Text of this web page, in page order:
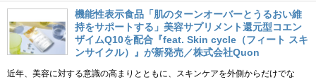
機能性表示食品「肌のターンオーバーとうるおい維
持をサポートする」美容サプリメント還元型コエン
ザイムQ10を配合『feat. Skin cycle（フィート スキ
ンサイクル）』が新発売／株式会社Quon
近年、美容に対する意識の高まりとともに、スキンケアを外側からだけでな